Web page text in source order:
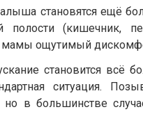
становятся ещё
полости (кишечник,
ощутимый
становится всё
ситуация.
в большинстве